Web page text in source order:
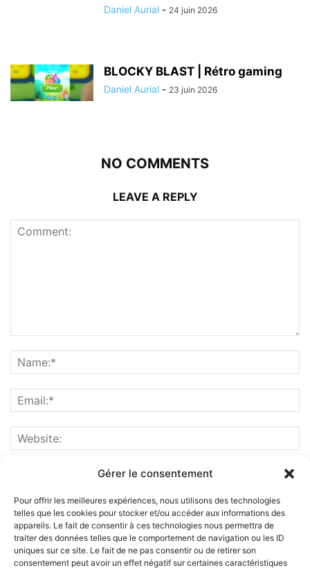
Gérer le consentement
Pour offrir les meilleures expériences, nous utilisons des technologies
telles que les cookies pour stocker et/ou accéder aux informations des
appareils. Le fait de consentir à ces technologies nous permettra de
traiter des données telles que le comportement de navigation ou les ID
uniques sur ce site. Le fait de ne pas consentir ou de retirer son
consentement peut avoir un effet négatif sur certaines caractéristiques
Daniel Aurial - 24 juin 2026
BLOCKY BLAST | Rétro gaming
Daniel Aurial - 23 juin 2026
NO COMMENTS
LEAVE A REPLY